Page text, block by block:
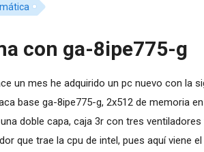
con ga-8ipe775-g
un mes he adquirido un pc nuevo con la
base ga-8ipe775-g, 2x512 de memoria
doble capa, caja 3r con tres
que trae la cpu de intel, pues aquí viene